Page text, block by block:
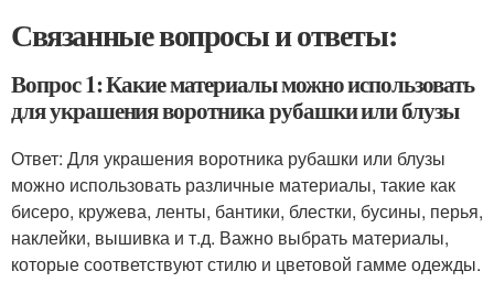
Связанные вопросы и ответы:
Вопрос 1: Какие материалы можно использовать
для украшения воротника рубашки или блузы
Ответ: Для украшения воротника рубашки или блузы
можно использовать различные материалы, такие как
бисеро, кружева, ленты, бантики, блестки, бусины, перья,
наклейки, вышивка и т.д. Важно выбрать материалы,
которые соответствуют стилю и цветовой гамме одежды.